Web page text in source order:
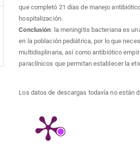
que completó 21 días de manejo
hospitalización.
Conclusión: la meningitis bacteriana es
en la población pediátrica, por lo que
multidisplinaria, así como antibiótico
paraclínicos que permitan establecer la
Los datos de descargas todavía no están